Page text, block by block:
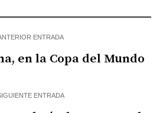
ENTRADA
en la Copa del Mundo
ENTRADA